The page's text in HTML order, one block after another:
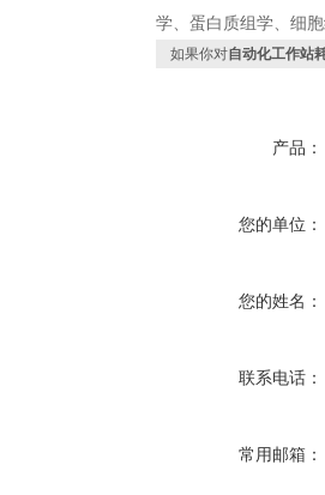
学、蛋白质组学、细
如果你对自动化工作站
产品：
您的单位：
您的姓名：
联系电话：
常用邮箱：